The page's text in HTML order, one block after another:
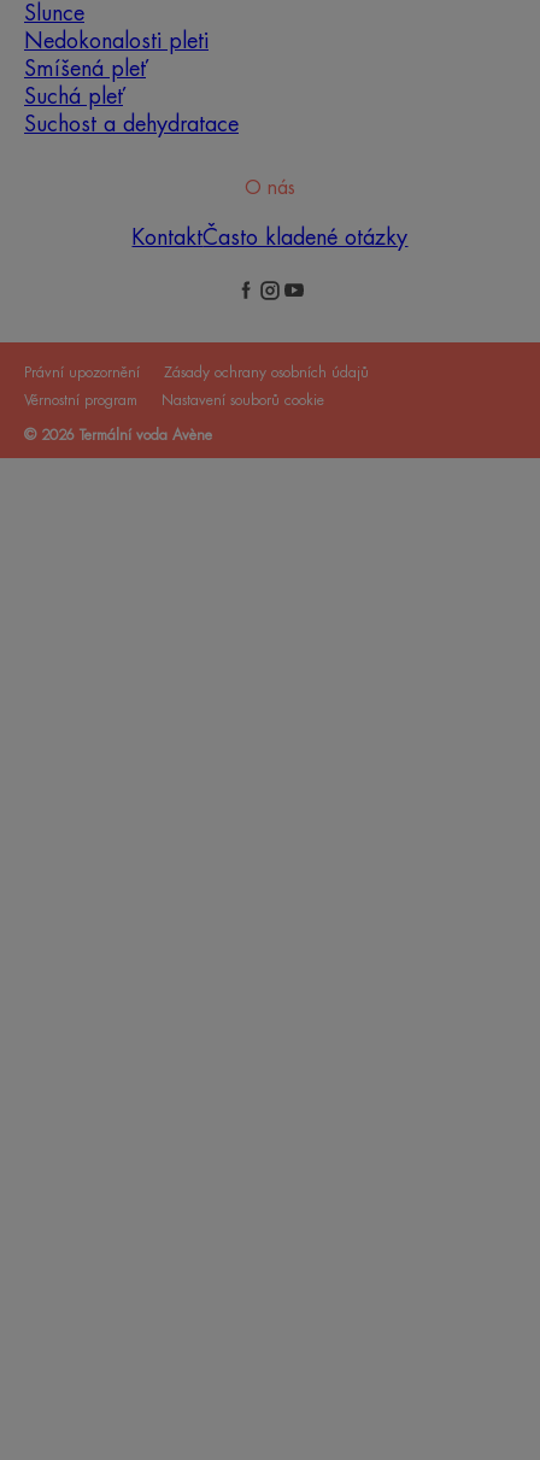
Slunce
Nedokonalosti pleti
Smíšená pleť
Suchá pleť
Suchost a dehydratace
O nás
KontaktČasto kladené otázky
Právní upozornění
Zásady ochrany osobních údajů
Věrnostní program
Nastavení souborů cookie
© 2026 Termální voda Avène